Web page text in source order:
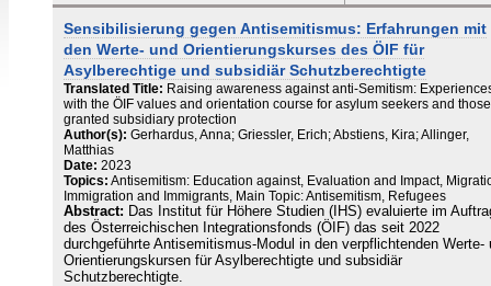
Sensibilisierung gegen Antisemitismus: Erfahrungen mit
den Werte- und Orientierungskurses des ÖIF für
Asylberechtige und subsidiär Schutzberechtigte
Translated Title: Raising awareness against anti-Semitism:
with the ÖIF values ​​and orientation course for asylum seekers and those
granted subsidiary protection
Author(s): Gerhardus, Anna; Griessler, Erich; Abstiens, Kira; Allinger,
Matthias
Date: 2023
Topics: Antisemitism: Education against, Evaluation and Impact,
Immigration and Immigrants, Main Topic: Antisemitism, Refugees
Abstract: Das Institut für Höhere Studien (IHS) evaluierte im
des Österreichischen Integrationsfonds (ÖIF) das seit 2022
durchgeführte Antisemitismus-Modul in den verpflichtenden Werte-
Orientierungskursen für Asylberechtigte und subsidiär
Schutzberechtigte.